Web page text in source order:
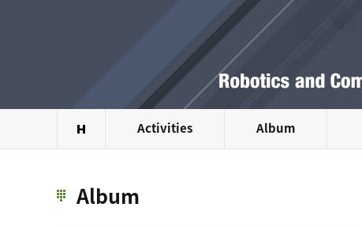
Activities Album
Album